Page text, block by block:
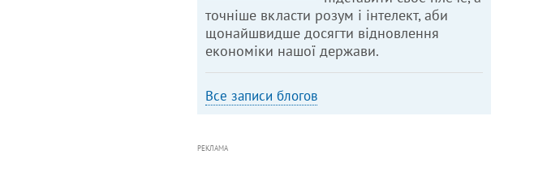
точніше вкласти розум і інтелект, аби
щонайшвидше досягти відновлення
економіки нашої держави.
Все записи блогов
РЕКЛАМА